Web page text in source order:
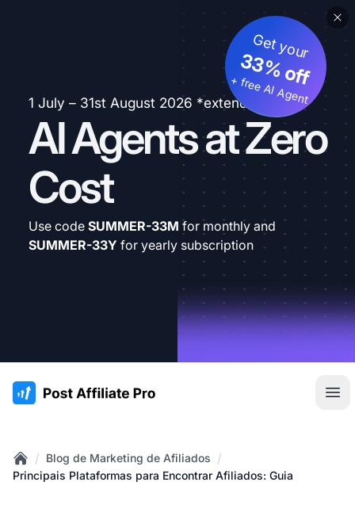
1 July – 31st August 2026 *extended
AI Agents at Zero
Cost
Get your
33% off
+ free AI Agent
Use code SUMMER-33M for monthly and
SUMMER-33Y for yearly subscription
:site.title
Home
/ Blog de Marketing de Afiliados /
Principais Plataformas para Encontrar Afiliados: Guia